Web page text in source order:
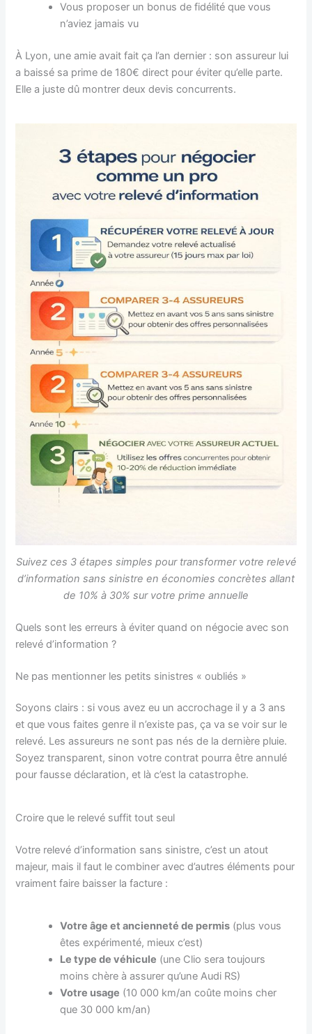
Vous proposer un bonus de fidélité que vous
n’aviez jamais vu
À Lyon, une amie avait fait ça l’an dernier : son assureur lui
a baissé sa prime de 180€ direct pour éviter qu’elle parte.
Elle a juste dû montrer deux devis concurrents.
Suivez ces 3 étapes simples pour transformer votre relevé
d’information sans sinistre en économies concrètes allant
de 10% à 30% sur votre prime annuelle
Quels sont les erreurs à éviter quand on négocie avec son
relevé d’information ?
Ne pas mentionner les petits sinistres « oubliés »
Soyons clairs : si vous avez eu un accrochage il y a 3 ans
et que vous faites genre il n’existe pas, ça va se voir sur le
relevé. Les assureurs ne sont pas nés de la dernière pluie.
Soyez transparent, sinon votre contrat pourra être annulé
pour fausse déclaration, et là c’est la catastrophe.
Croire que le relevé suffit tout seul
Votre relevé d’information sans sinistre, c’est un atout
majeur, mais il faut le combiner avec d’autres éléments pour
vraiment faire baisser la facture :
Votre âge et ancienneté de permis (plus vous
êtes expérimenté, mieux c’est)
Le type de véhicule (une Clio sera toujours
moins chère à assurer qu’une Audi RS)
Votre usage (10 000 km/an coûte moins cher
que 30 000 km/an)